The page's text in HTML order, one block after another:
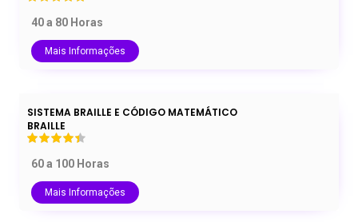
40 a 80 Horas
Mais Informações
SISTEMA BRAILLE E CÓDIGO MATEMÁTICO
BRAILLE
60 a 100 Horas
Mais Informações